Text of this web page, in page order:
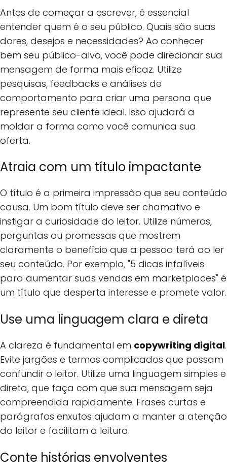
Antes de começar a escrever, é essencial
entender quem é o seu público. Quais são suas
dores, desejos e necessidades? Ao conhecer
bem seu público-alvo, você pode direcionar sua
mensagem de forma mais eficaz. Utilize
pesquisas, feedbacks e análises de
comportamento para criar uma persona que
represente seu cliente ideal. Isso ajudará a
moldar a forma como você comunica sua
oferta.
Atraia com um título impactante
O título é a primeira impressão que seu conteúdo
causa. Um bom título deve ser chamativo e
instigar a curiosidade do leitor. Utilize números,
perguntas ou promessas que mostrem
claramente o benefício que a pessoa terá ao ler
seu conteúdo. Por exemplo, "5 dicas infalíveis
para aumentar suas vendas em marketplaces" é
um título que desperta interesse e promete valor.
Use uma linguagem clara e direta
A clareza é fundamental em copywriting digital.
Evite jargões e termos complicados que possam
confundir o leitor. Utilize uma linguagem simples e
direta, que faça com que sua mensagem seja
compreendida rapidamente. Frases curtas e
parágrafos enxutos ajudam a manter a atenção
do leitor e facilitam a leitura.
Conte histórias envolventes